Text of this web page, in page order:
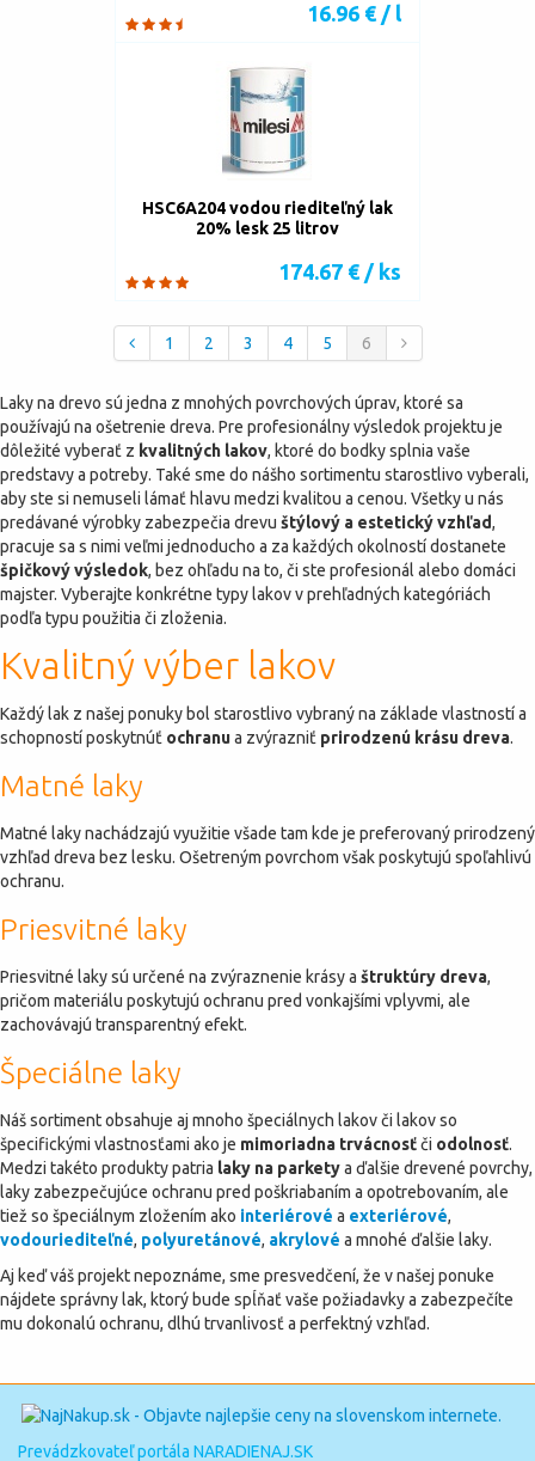
16.96 € / l
HSC6A204 vodou riediteľný lak
20% lesk 25 litrov
174.67 € / ks
1 2 3 4 5 6
Laky na drevo sú jedna z mnohých povrchových úprav, ktoré sa
používajú na ošetrenie dreva. Pre profesionálny výsledok projektu je
dôležité vyberať z kvalitných lakov, ktoré do bodky splnia vaše
predstavy a potreby. Také sme do nášho sortimentu starostlivo vyberali,
aby ste si nemuseli lámať hlavu medzi kvalitou a cenou. Všetky u nás
predávané výrobky zabezpečia drevu štýlový a estetický vzhľad,
pracuje sa s nimi veľmi jednoducho a za každých okolností dostanete
špičkový výsledok, bez ohľadu na to, či ste profesionál alebo domáci
majster. Vyberajte konkrétne typy lakov v prehľadných kategóriách
podľa typu použitia či zloženia.
Kvalitný výber lakov
Každý lak z našej ponuky bol starostlivo vybraný na základe vlastností a
schopností poskytnúť ochranua zvýrazniť prirodzenú krásu dreva.
Matné laky
Matné laky nachádzajú využitie všade tam kde je preferovaný prirodzený
vzhľad dreva bez lesku. Ošetreným povrchom však poskytujú spoľahlivú
ochranu.
Priesvitné laky
Priesvitné laky sú určené na zvýraznenie krásy a štruktúry dreva,
pričom materiálu poskytujú ochranu pred vonkajšími vplyvmi, ale
zachovávajú transparentný efekt.
Špeciálne laky
Náš sortiment obsahuje aj mnoho špeciálnych lakov či lakov so
špecifickými vlastnosťami ako je mimoriadna trvácnosťči odolnosť.
Medzi takéto produkty patria laky na parketya ďalšie drevené povrchy,
laky zabezpečujúce ochranu pred poškriabaním a opotrebovaním, ale
tiež so špeciálnym zložením ako interiérové a exteriérové,
vodouriediteľné, polyuretánové, akrylové a mnohé ďalšie laky.
Aj keď váš projekt nepoznáme, sme presvedčení, že v našej ponuke
nájdete správny lak, ktorý bude spĺňať vaše požiadavky a zabezpečíte
mu dokonalú ochranu, dlhú trvanlivosť a perfektný vzhľad.
Prevádzkovateľ portála NARADIENAJ.SK